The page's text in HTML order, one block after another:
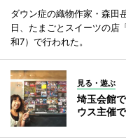
ダウン症の織物作家・森田
日、たまごとスイーツの店
和7）で行われた。
見る・遊ぶ
埼玉会館
ウス主催